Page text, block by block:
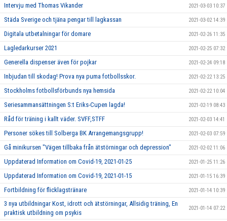
Intervju med Thomas Vikander 2021-03-03 10:37
Städa Sverige och tjäna pengar till lagkassan 2021-03-02 14:39
Digitala utbetalningar för domare 2021-02-26 11:35
Lagledarkurser 2021 2021-02-25 07:32
Generella dispenser även för pojkar 2021-02-24 09:18
Inbjudan till skodag! Prova nya puma fotbollsskor. 2021-02-22 13:25
Stockholms fotbollsförbunds nya hemsida 2021-02-22 10:04
Seriesammansättningen S:t Eriks-Cupen lagda! 2021-02-19 08:43
Råd för träning i kallt väder. SVFF,STFF 2021-02-03 14:41
Personer sökes till Solberga BK Arrangemangsgrupp! 2021-02-03 07:59
Gå minikursen "Vägen tillbaka från ätstörningar och depression" 2021-02-02 11:06
Uppdaterad Information om Covid-19, 2021-01-25 2021-01-25 11:26
Uppdaterad Information om Covid-19, 2021-01-15 2021-01-15 16:39
Fortbildning för flicklagstränare 2021-01-14 10:39
3 nya utbildningar Kost, idrott och ätstörningar, Allsidig träning, En
praktisk utbildning om psykis
2021-01-14 07:22